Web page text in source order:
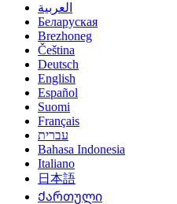
العربية
Беларуская
Brezhoneg
Čeština
Deutsch
English
Español
Suomi
Français
עברית
Bahasa Indonesia
Italiano
日本語
Ქართული